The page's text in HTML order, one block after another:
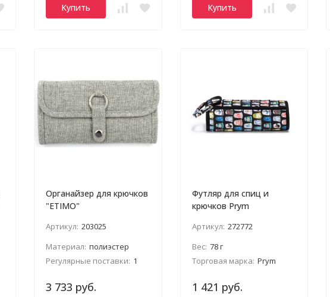
Купить Купить
Органайзер для крючков
"ETIMO"
Артикул: 203025
Материал: полиэстер
Регулярные поставки: 1
3 733 руб.
Футляр для спиц и
крючков Prym
Артикул: 272772
Вес: 78 г
Торговая марка: Prym
1 421 руб.